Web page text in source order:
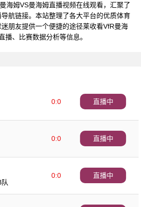
海姆VS曼海姆直播视频在线观看，汇聚了
航链接。本站整理了各大平台的优质体育
朋友提供一个便捷的途径莱收看VfR曼海
播、比赛数据分析等信息。
0:0
直播中
0:0
直播中
0:0
直播中